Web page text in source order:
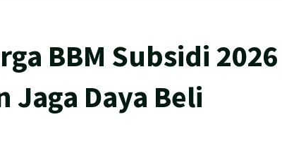
BBM Subsidi 2026
Daya Beli